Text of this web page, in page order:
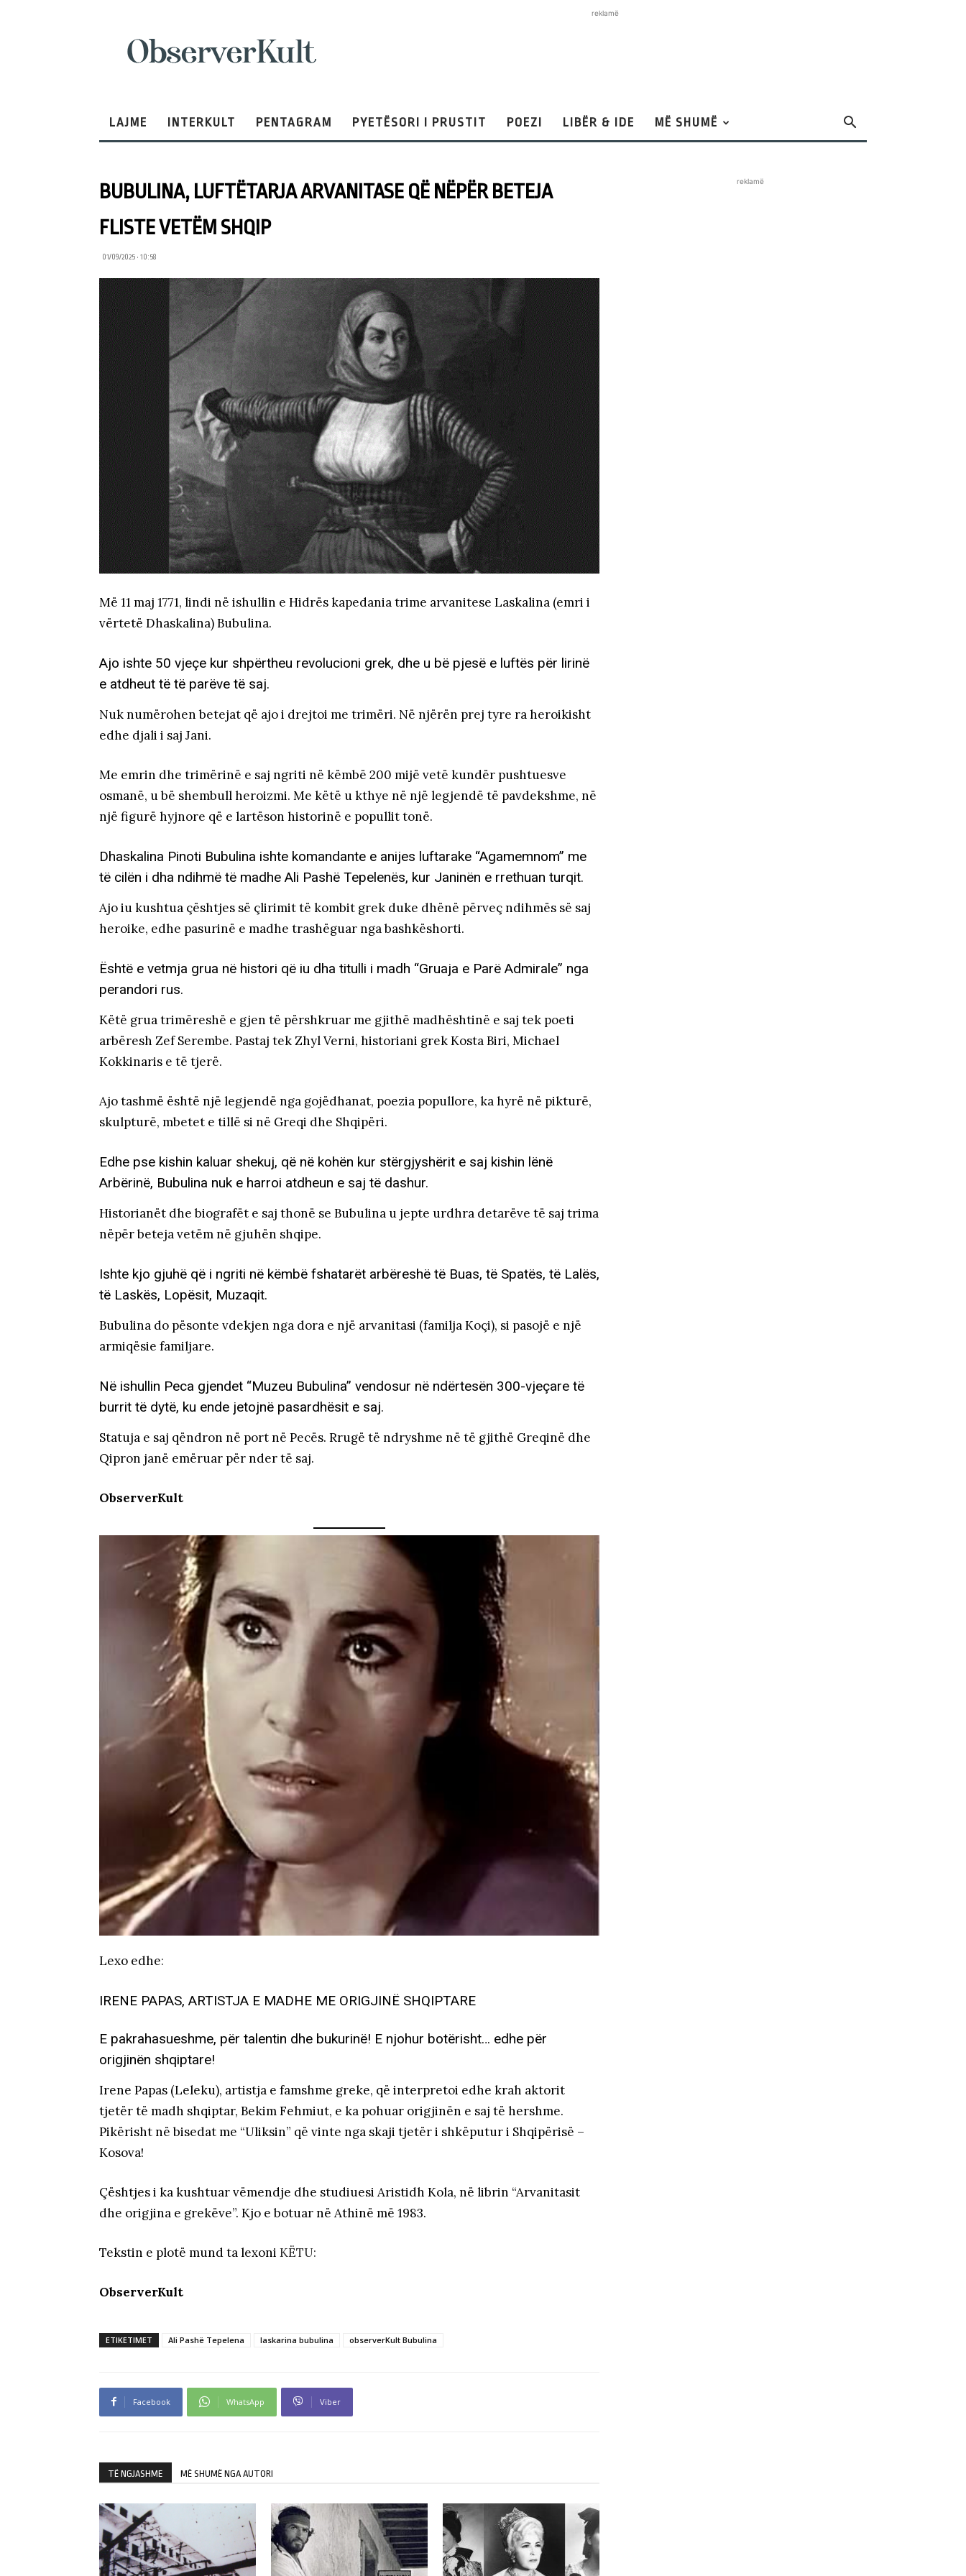
reklamë
LAJME INTERKULT PENTAGRAM PYETËSORI I PRUSTIT POEZI LIBËR & IDE MË SHUMË
BUBULINA, LUFTËTARJA ARVANITASE QË NËPËR BETEJA
FLISTE VETËM SHQIP
01/09/2025 • 10:58
Më 11 maj 1771, lindi në ishullin e Hidrës kapedania trime arvanitese Laskalina (emri i
vërtetë Dhaskalina) Bubulina.
Ajo ishte 50 vjeçe kur shpërtheu revolucioni grek, dhe u bë pjesë e luftës për lirinë
e atdheut të të parëve të saj.
Nuk numërohen betejat që ajo i drejtoi me trimëri. Në njërën prej tyre ra heroikisht
edhe djali i saj Jani.
Me emrin dhe trimërinë e saj ngriti në këmbë 200 mijë vetë kundër pushtuesve
osmanë, u bë shembull heroizmi. Me këtë u kthye në një legjendë të pavdekshme, në
një figurë hyjnore që e lartëson historinë e popullit tonë.
Dhaskalina Pinoti Bubulina ishte komandante e anijes luftarake “Agamemnom” me
të cilën i dha ndihmë të madhe Ali Pashë Tepelenës, kur Janinën e rrethuan turqit.
Ajo iu kushtua çështjes së çlirimit të kombit grek duke dhënë përveç ndihmës së saj
heroike, edhe pasurinë e madhe trashëguar nga bashkëshorti.
Është e vetmja grua në histori që iu dha titulli i madh “Gruaja e Parë Admirale” nga
perandori rus.
Këtë grua trimëreshë e gjen të përshkruar me gjithë madhështinë e saj tek poeti
arbëresh Zef Serembe. Pastaj tek Zhyl Verni, historiani grek Kosta Biri, Michael
Kokkinaris e të tjerë.
Ajo tashmë është një legjendë nga gojëdhanat, poezia popullore, ka hyrë në pikturë,
skulpturë, mbetet e tillë si në Greqi dhe Shqipëri.
Edhe pse kishin kaluar shekuj, që në kohën kur stërgjyshërit e saj kishin lënë
Arbërinë, Bubulina nuk e harroi atdheun e saj të dashur.
Historianët dhe biografët e saj thonë se Bubulina u jepte urdhra detarëve të saj trima
nëpër beteja vetëm në gjuhën shqipe.
Ishte kjo gjuhë që i ngriti në këmbë fshatarët arbëreshë të Buas, të Spatës, të Lalës,
të Laskës, Lopësit, Muzaqit.
Bubulina do pësonte vdekjen nga dora e një arvanitasi (familja Koçi), si pasojë e një
armiqësie familjare.
Në ishullin Peca gjendet “Muzeu Bubulina” vendosur në ndërtesën 300-vjeçare të
burrit të dytë, ku ende jetojnë pasardhësit e saj.
Statuja e saj qëndron në port në Pecës. Rrugë të ndryshme në të gjithë Greqinë dhe
Qipron janë emëruar për nder të saj.
ObserverKult
Lexo edhe:
IRENE PAPAS, ARTISTJA E MADHE ME ORIGJINË SHQIPTARE
E pakrahasueshme, për talentin dhe bukurinë! E njohur botërisht… edhe për
origjinën shqiptare!
Irene Papas (Leleku), artistja e famshme greke, që interpretoi edhe krah aktorit
tjetër të madh shqiptar, Bekim Fehmiut, e ka pohuar origjinën e saj të hershme.
Pikërisht në bisedat me “Uliksin” që vinte nga skaji tjetër i shkëputur i Shqipërisë –
Kosova!
Çështjes i ka kushtuar vëmendje dhe studiuesi Aristidh Kola, në librin “Arvanitasit
dhe origjina e grekëve”. Kjo e botuar në Athinë më 1983.
Tekstin e plotë mund ta lexoni KËTU:
ObserverKult
ETIKETIMET Ali Pashë Tepelena laskarina bubulina observerKult Bubulina
Facebook WhatsApp Viber
TË NGJASHME MË SHUMË NGA AUTORI
reklamë